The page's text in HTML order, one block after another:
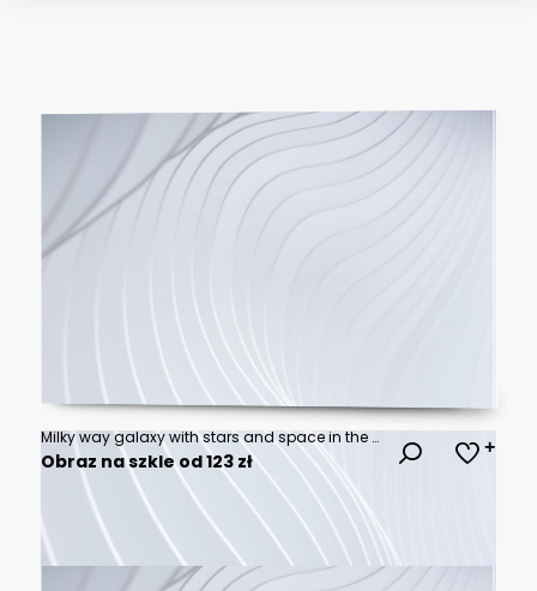
Milky way galaxy with stars and space in the universe background at thailand
Obraz na szkle od 123 zł